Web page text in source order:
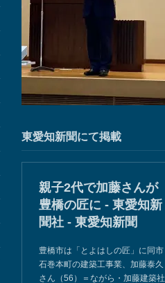
東愛知新聞にて掲載
親子2代で加藤さんが
豊橋の匠に - 東愛知新
聞社 - 東愛知新聞
豊橋市は「とよはしの匠」に同市
石巻本町の建築工事業、加藤泰久
さん（56）＝ながら・加藤建築社